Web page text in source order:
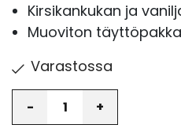
Kirsikankukan ja
Muoviton
Varastossa